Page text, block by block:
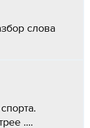
слова
....